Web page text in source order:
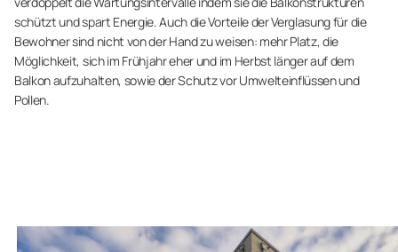
schützt und spart Energie. Auch die Vorteile der Verglasung für die
Bewohner sind nicht von der Hand zu weisen: mehr Platz, die
Möglichkeit, sich im Frühjahr eher und im Herbst länger auf dem
Balkon aufzuhalten, sowie der Schutz vor Umwelteinflüssen und
Pollen.